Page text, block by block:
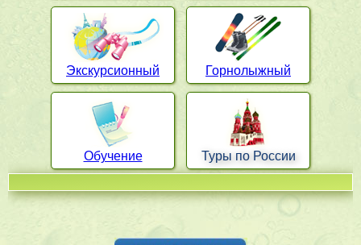
Экскурсионный Горнолыжный
Обучение Туры по России